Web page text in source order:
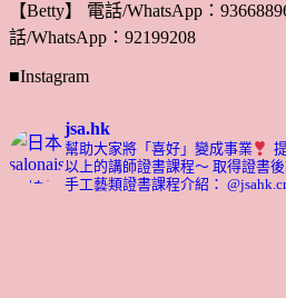
【Betty】 電話/WhatsApp：
話/WhatsApp：92199208
■Instagram
jsa.hk
幫助大家將「喜好」變成事業
以上的講師證書課程～ 取得證書
手工藝類證書課程介紹：